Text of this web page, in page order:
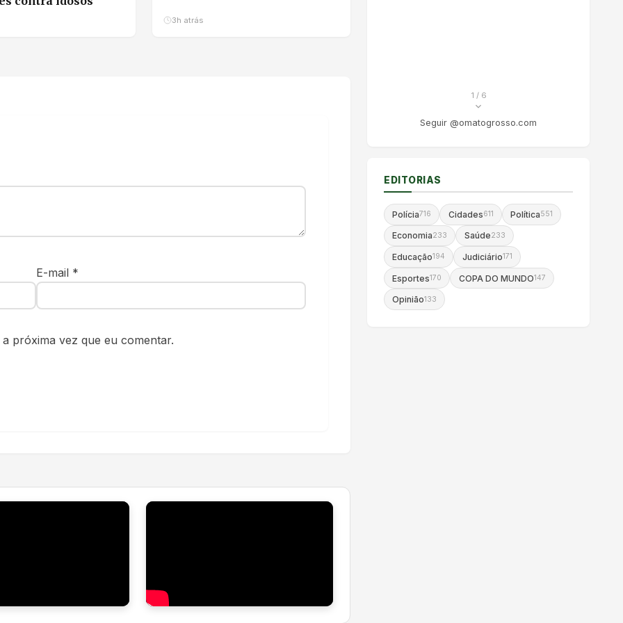
3h atrás
E-mail *
próxima vez que eu comentar.
1 / 6
Seguir @omatogrosso.com
EDITORIAS
Polícia716 Cidades611 Política551
Economia233 Saúde233
Educação194 Judiciário171
Esportes170 COPA DO MUNDO147
Opinião133